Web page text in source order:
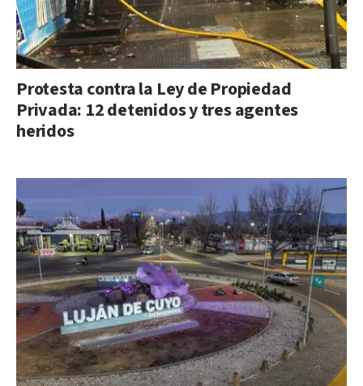
Protesta contra la Ley de Propiedad
Privada: 12 detenidos y tres agentes
heridos